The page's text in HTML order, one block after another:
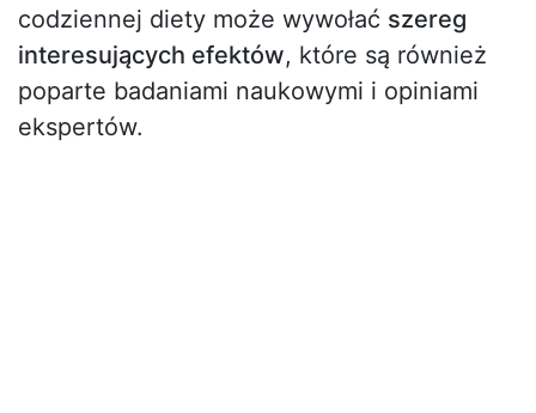
codziennej diety może wywołać szereg
interesujących efektów, które są również
poparte badaniami naukowymi i opiniami
ekspertów.